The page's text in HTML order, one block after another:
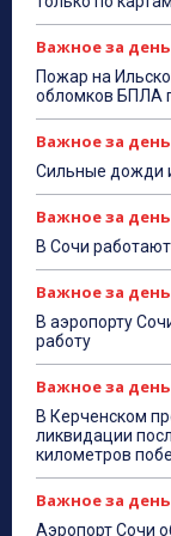
Важное за день
Пожар на
обломков БПЛА
Важное за день
Сильные дожди
Важное за день
В Сочи
Важное за день
В аэропорту
работу
Важное за день
В Керченском
ликвидации
километров
Важное за день
Аэропорт Сочи